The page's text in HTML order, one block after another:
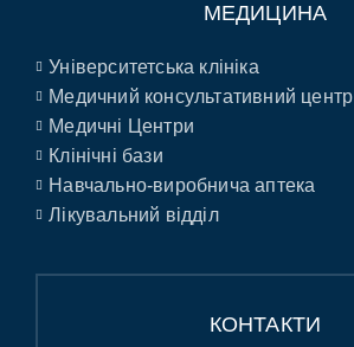
МЕДИЦИНА
Університетська клініка
Медичний консультативний центр
Медичні Центри
Клінічні бази
Навчально-виробнича аптека
Лікувальний відділ
КОНТАКТИ